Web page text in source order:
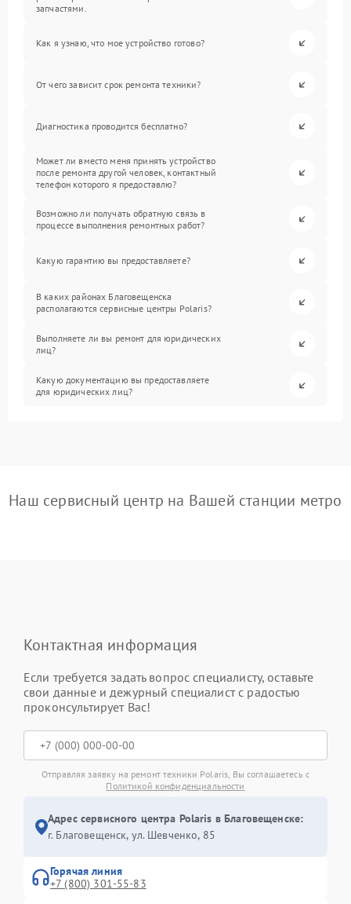
запчастями.
Как я узнаю, что мое устройство готово?
От чего зависит срок ремонта техники?
Диагностика проводится бесплатно?
Может ли вместо меня принять устройство
после ремонта другой человек, контактный
телефон которого я предоставлю?
Возможно ли получать обратную связь в
процессе выполнения ремонтных работ?
Какую гарантию вы предоставляете?
В каких районах Благовещенска
располагаются сервисные центры Polaris?
Выполняете ли вы ремонт для юридических
лиц?
Какую документацию вы предоставляете
для юридических лиц?
Наш сервисный центр на Вашей станции метро
Контактная информация
Если требуется задать вопрос специалисту, оставьте
свои данные и дежурный специалист с радостью
проконсультирует Вас!
Отправляя заявку на ремонт техники Polaris, Вы соглашаетесь с
Политикой конфиденциальности
Адрес сервисного центра Polaris в Благовещенске:
г. Благовещенск, ул. Шевченко, 85
Горячая линия
+7 (800) 301-55-83